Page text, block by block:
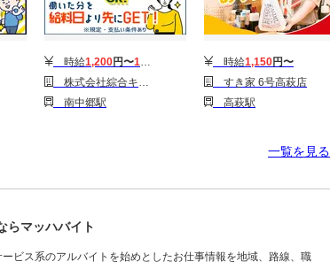
時給1,200円〜1,300
株式会社綜合キャリアオプション(1314GH0810G9★66-N)
南中郷駅
時給1,150円〜
すき家 6号高萩店
高萩駅
一覧を見る
らマッハバイト
ビス系のアルバイトを始めとしたお仕事情報を地域、路線、職